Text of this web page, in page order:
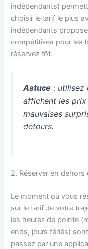
indépendants)
choisir le tarif le plus
indépendants
compétitives pour les
réservez tôt.
Astuce : utilisez
affichent les
mauvaises
détours.
2. Réserver en
Le moment où vous
sur le tarif de votre
les heures de pointe
ends, jours fériés)
passez par une